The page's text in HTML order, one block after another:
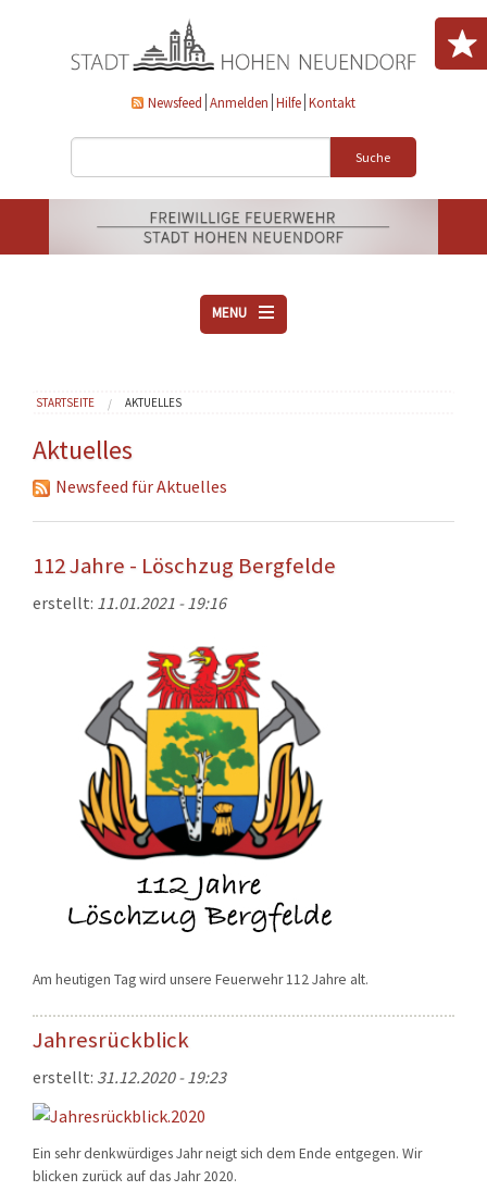
Newsfeed Anmelden Hilfe Kontakt
Suche
MENU
DOWNLOADS
EINSÄTZE
Sie sind hier
STARTSEITE AKTUELLES
Aktuelles
Newsfeed für Aktuelles
112 Jahre - Löschzug Bergfelde
erstellt: 11.01.2021 - 19:16
Am heutigen Tag wird unsere Feuerwehr 112 Jahre alt.
Jahresrückblick
erstellt: 31.12.2020 - 19:23
Ein sehr denkwürdiges Jahr neigt sich dem Ende entgegen. Wir
blicken zurück auf das Jahr 2020.